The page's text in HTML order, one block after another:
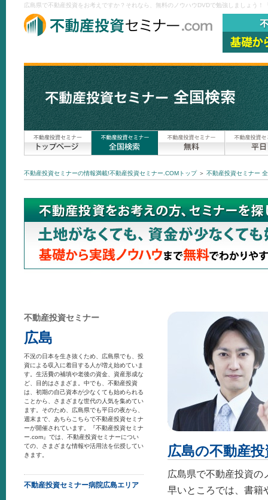
広島県で不動産投資をお考えですか？それなら、無料のノウハウDVDで勉強しましょう！
不動産投資セミナーの情報満載!不動産投資セミナー.COMトップ＞ 不動産投資セミナー
不動産投資セミナー
広島
不況の日本を生き抜くため、広島県でも、投
資による収入に着目する人が増え始めていま
す。生活費の補填や老後の資金、資産形成な
ど、目的はさまざま。中でも、不動産投資
は、初期の自己資本が少なくても始められる
ことから、さまざまな世代の人気を集めてい
ます。そのため、広島県でも平日の夜から、
週末まで、あちらこちらで不動産投資セミナ
ーが開催されています。『不動産投資セミナ
ー.com』では、不動産投資セミナーについ
ての、さまざまな情報や活用法を伝授してい
きます。
不動産投資セミナー病院広島エリア
広島の不動産
広島県で不動産投資
早いところでは、書籍